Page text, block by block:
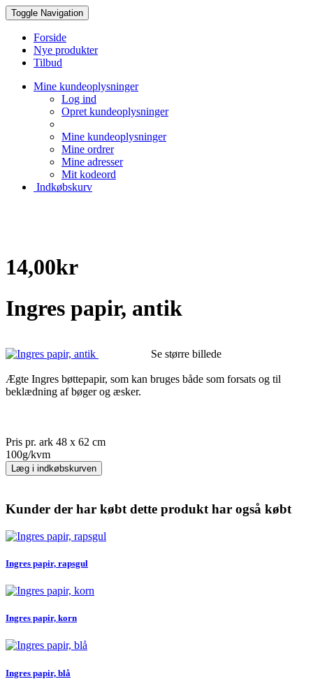
Toggle Navigation
Forside
Nye produkter
Tilbud
Mine kundeoplysninger
Log ind
Opret kundeoplysninger
Mine kundeoplysninger
Mine ordrer
Mine adresser
Mit kodeord
Indkøbskurv
14,00kr
Ingres papir, antik
Se større billede
Ægte Ingres bøttepapir, som kan bruges både som forsats og til
beklædning af bøger og æsker.
Pris pr. ark 48 x 62 cm
100g/kvm
Læg i indkøbskurven
Kunder der har købt dette produkt har også købt
Ingres papir, rapsgul
Ingres papir, korn
Ingres papir, blå